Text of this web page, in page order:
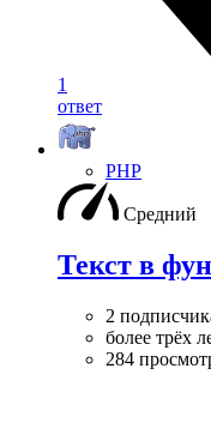
1
ответ
PHP
Средний
Текст в
2
более трёх
284